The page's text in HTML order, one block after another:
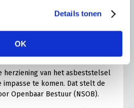
Details tonen
OK
herziening
herziening van het asbeststelsel
impasse te komen. Dat stelt de
Openbaar Bestuur (NSOB).